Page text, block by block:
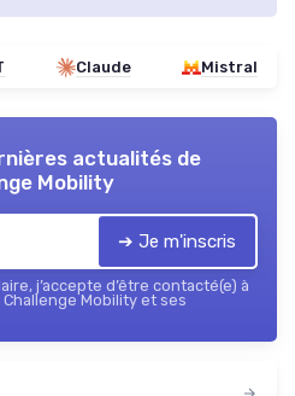
Claude Mistral
actualités de
Mobility
➔ Je m'inscris
j’accepte d’être contacté(e) à
Mobility et ses